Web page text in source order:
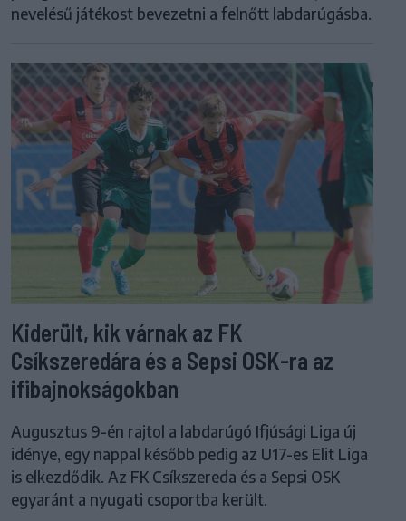
nevelésű játékost bevezetni a felnőtt labdarúgásba.
Kiderült, kik várnak az FK
Csíkszeredára és a Sepsi OSK-ra az
ifibajnokságokban
Augusztus 9-én rajtol a labdarúgó Ifjúsági Liga új
idénye, egy nappal később pedig az U17-es Elit Liga
is elkezdődik. Az FK Csíkszereda és a Sepsi OSK
egyaránt a nyugati csoportba került.